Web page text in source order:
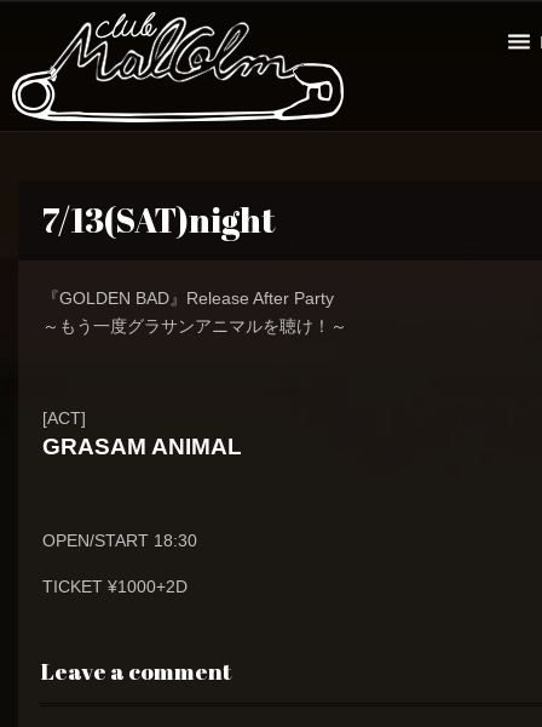
7/13(SAT)night
『GOLDEN BAD』Release After Party
～もう一度グラサンアニマルを聴け！～
[ACT]
GRASAM ANIMAL
OPEN/START 18:30
TICKET ¥1000+2D
Leave a comment